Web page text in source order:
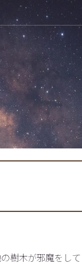
樹木が邪魔をし